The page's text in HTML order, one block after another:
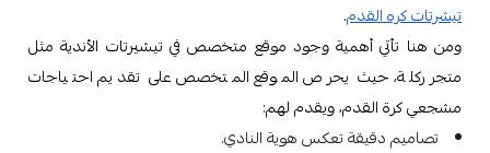
تيشرتات كره القدم.
ومن هنا تأتي أهمية وجود موقع متخصص في تيشيرتات الأندية مثل
متجر ركلة، حيث يحرص الموقع المتخصص على تقديم احتياجات
مشجعي كرة القدم، ويقدم لهم:
تصاميم دقيقة تعكس هوية النادي.